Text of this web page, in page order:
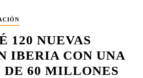
120 NUEVAS
IBERIA CON UNA
DE 60 MILLONES